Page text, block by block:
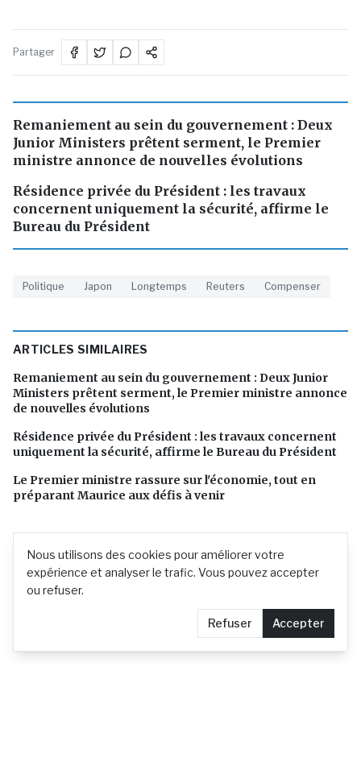
Nous utilisons des cookies pour améliorer votre
expérience et analyser le trafic. Vous pouvez accepter
ou refuser.
Refuser Accepter
Partager
Remaniement au sein du gouvernement : Deux
Junior Ministers prêtent serment, le Premier
ministre annonce de nouvelles évolutions
Résidence privée du Président : les travaux
concernent uniquement la sécurité, affirme le
Bureau du Président
Politique Japon Longtemps Reuters Compenser
ARTICLES SIMILAIRES
Remaniement au sein du gouvernement : Deux Junior
Ministers prêtent serment, le Premier ministre annonce
de nouvelles évolutions
Résidence privée du Président : les travaux concernent
uniquement la sécurité, affirme le Bureau du Président
Le Premier ministre rassure sur l'économie, tout en
préparant Maurice aux défis à venir